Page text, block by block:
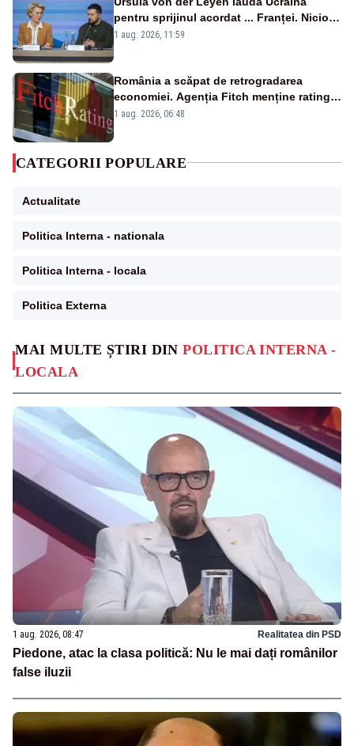
MAI MULTE ȘTIRI DINPOLITICA INTERNA -
LOCALA
1 aug. 2026, 08:47 Realitatea din PSD
Piedone, atac la clasa politică: Nu le mai dați românilor
false iluzii
pentru sprijinul acordat ... Franței. Nicio
reacție privind ajutorul energetic promis
1 aug. 2026, 11:59
România a scăpat de retrogradarea
economiei. Agenția Fitch menține ratingul
„BBB-” cu perspectivă negativă
1 aug. 2026, 06:48
CATEGORII POPULARE
Actualitate
Politica Interna - nationala
Politica Interna - locala
Politica Externa